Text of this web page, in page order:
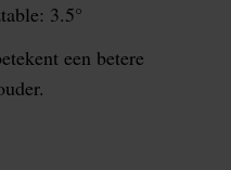
3.5°
een betere